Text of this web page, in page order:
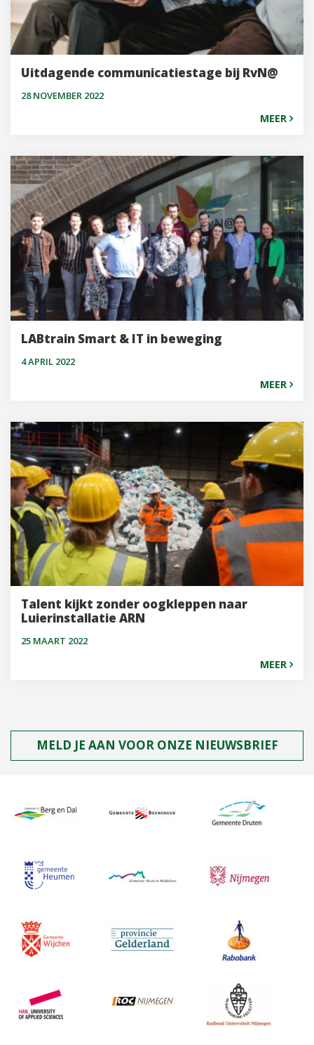
Uitdagende communicatiestage bij RvN@
28 NOVEMBER 2022
MEER
LABtrain Smart & IT in beweging
4 APRIL 2022
MEER
Talent kijkt zonder oogkleppen naar
Luierinstallatie ARN
25 MAART 2022
MEER
MELD JE AAN VOOR ONZE NIEUWSBRIEF